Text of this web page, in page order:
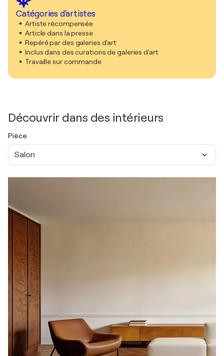
Catégories d'artistes
Artiste récompensée
Article dans la presse
Repéré par des galeries d'art
Inclus dans des curations de galeries d'art
Travaille sur commande
Découvrir dans des intérieurs
Pièce
Salon